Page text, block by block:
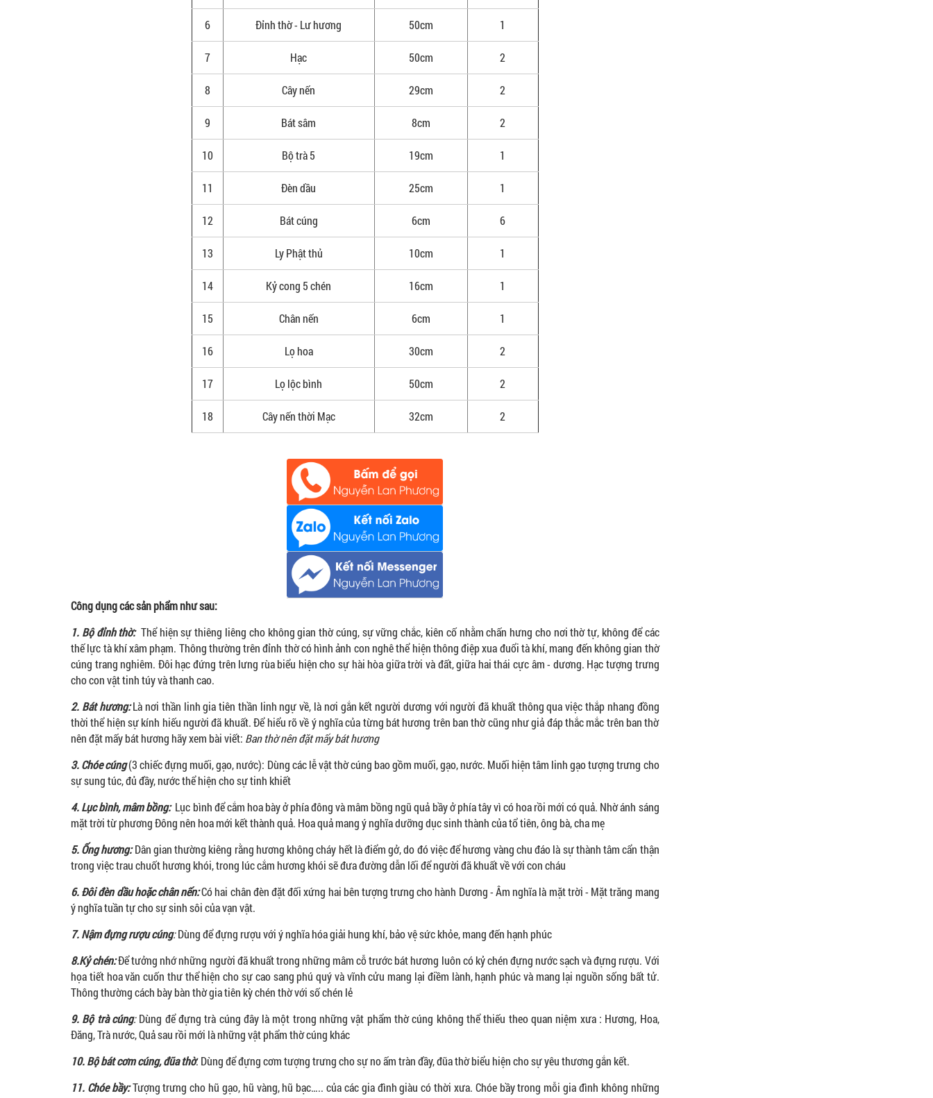
6 Đỉnh thờ - Lư hương 50cm 1
7 Hạc 50cm 2
8 Cây nến 29cm 2
9 Bát sâm 8cm 2
10 Bộ trà 5 19cm 1
11 Đèn dầu 25cm 1
12 Bát cúng 6cm 6
13 Ly Phật thủ 10cm 1
14 Kỷ cong 5 chén 16cm 1
15 Chân nến 6cm 1
16 Lọ hoa 30cm 2
17 Lọ lộc bình 50cm 2
18 Cây nến thời Mạc 32cm 2
Công dụng các sản phẩm như sau:
1. Bộ đỉnh thờ: Thể hiện sự thiêng liêng cho không gian thờ cúng, sự vững chắc, kiên cố nhằm chấn hưng cho nơi thờ tự, không để các
thế lực tà khí xâm phạm. Thông thường trên đỉnh thờ có hình ảnh con nghê thể hiện thông điệp xua đuổi tà khí, mang đến không gian thờ
cúng trang nghiêm. Đôi hạc đứng trên lưng rùa biểu hiện cho sự hài hòa giữa trời và đất, giữa hai thái cực âm - dương. Hạc tượng trưng
cho con vật tinh túy và thanh cao.
2. Bát hương:Là nơi thần linh gia tiên thần linh ngự về, là nơi gắn kết người dương với người đã khuất thông qua việc thắp nhang đồng
thời thể hiện sự kính hiếu người đã khuất. Để hiểu rõ về ý nghĩa của từng bát hương trên ban thờ cũng như giả đáp thắc mắc trên ban thờ
nên đặt mấy bát hương hãy xem bài viết: Ban thờ nên đặt mấy bát hương
3. Chóe cúng(3 chiếc đựng muối, gạo, nước): Dùng các lễ vật thờ cúng bao gồm muối, gạo, nước. Muối hiện tâm linh gạo tượng trưng cho
sự sung túc, đủ đầy, nước thể hiện cho sự tinh khiết
4. Lục bình, mâm bồng:Lục bình để cắm hoa bày ở phía đông và mâm bồng ngũ quả bầy ở phía tây vì có hoa rồi mới có quả. Nhờ ánh sáng
mặt trời từ phương Đông nên hoa mới kết thành quả. Hoa quả mang ý nghĩa dưỡng dục sinh thành của tổ tiên, ông bà, cha mẹ
5. Ống hương:Dân gian thường kiêng rằng hương không cháy hết là điểm gở, do đó việc để hương vàng chu đáo là sự thành tâm cẩn thận
trong việc trau chuốt hương khói, trong lúc cắm hương khói sẽ đưa đường dẫn lối để người đã khuất về với con cháu
6. Đôi đèn dầu hoặc chân nến:Có hai chân đèn đặt đối xứng hai bên tượng trưng cho hành Dương - Âm nghĩa là mặt trời - Mặt trăng mang
ý nghĩa tuần tự cho sự sinh sôi của vạn vật.
7. Nậm đựng rượu cúng:Dùng để đựng rượu với ý nghĩa hóa giải hung khí, bảo vệ sức khỏe, mang đến hạnh phúc
8.Kỷ chén:Để tưởng nhớ những người đã khuất trong những mâm cỗ trước bát hương luôn có kỷ chén đựng nước sạch và đựng rượu. Với
họa tiết hoa văn cuốn thư thể hiện cho sự cao sang phú quý và vĩnh cửu mang lại điềm lành, hạnh phúc và mang lại nguồn sống bất tử.
Thông thường cách bày bàn thờ gia tiên kỳ chén thờ với số chén lẻ
9. Bộ trà cúng:Dùng để đựng trà cúng đây là một trong những vật phẩm thờ cúng không thể thiếu theo quan niệm xưa : Hương, Hoa,
Đăng, Trà nước, Quả sau rồi mới là những vật phẩm thờ cúng khác
10. Bộ bát cơm cúng, đũa thờ: Dùng để đựng cơm tượng trưng cho sự no ấm tràn đầy, đũa thờ biểu hiện cho sự yêu thương gắn kết.
11. Chóe bầy:Tượng trưng cho hũ gạo, hũ vàng, hũ bạc….. của các gia đình giàu có thời xưa. Chóe bầy trong mỗi gia đình không những